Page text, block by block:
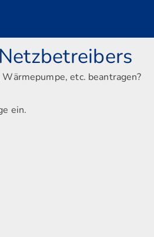
etc. beantragen?
ein.